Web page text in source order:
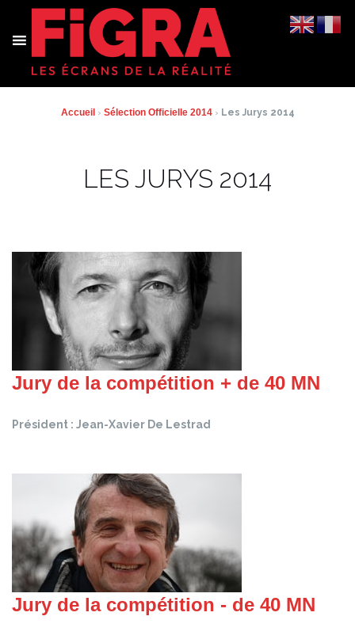
contenu
Accueil › Sélection Officielle 2014› Les Jurys 2014
LES JURYS 2014
Jury de la compétition + de 40 MN
Président : Jean-Xavier De Lestrad
Jury de la compétition - de 40 MN